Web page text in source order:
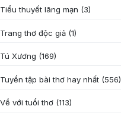
Tiểu thuyết lãng mạn (3)
Trang thơ độc giả (1)
Tú Xương (169)
Tuyển tập bài thơ hay nhất (556)
Về với tuổi thơ (113)